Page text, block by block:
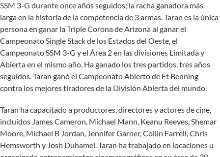
SSM 3-G durante once años seguidos; la racha ganadora más
larga en la historia de la competencia de 3 armas. Taran es la única
persona en ganar la Triple Corona de Arizona al ganar el
Campeonato Single Stack de los Estados del Oeste, el
Campeonato SSM 3-G y el Área 2 en las divisiones Limitada y
Abierta en el mismo año. Ha ganado los tres partidos, tres años
seguidos. Taran ganó el Campeonato Abierto de Ft Benning
contra los mejores tiradores de la División Abierta del mundo.
Taran ha capacitado a productores, directores y actores de cine,
incluidos James Cameron, Michael Mann, Keanu Reeves, Shemar
Moore, Michael B Jordan, Jennifer Garner, Collin Farrell, Chris
Hemsworth y Josh Duhamel. Taran ha trabajado en locaciones u